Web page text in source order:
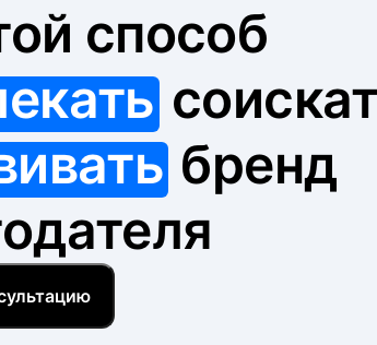
способ
бренд